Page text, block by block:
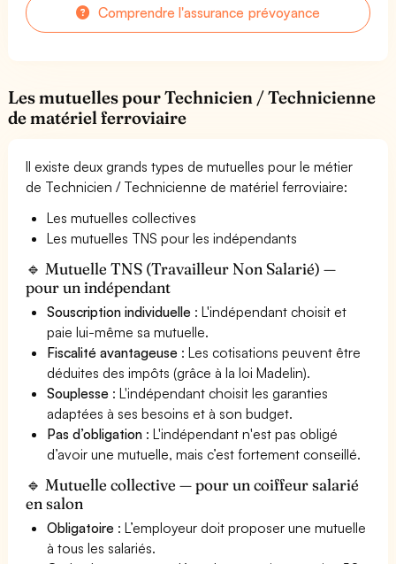
Comprendre l'assurance prévoyance
Les mutuelles pour Technicien / Technicienne
de matériel ferroviaire
Il existe deux grands types de mutuelles pour le métier
de Technicien / Technicienne de matériel ferroviaire:
Les mutuelles collectives
Les mutuelles TNS pour les indépendants
🔹 Mutuelle TNS (Travailleur Non Salarié) —
pour un indépendant
Souscription individuelle : L'indépendant choisit et
paie lui-même sa mutuelle.
Fiscalité avantageuse : Les cotisations peuvent être
déduites des impôts (grâce à la loi Madelin).
Souplesse : L'indépendant choisit les garanties
adaptées à ses besoins et à son budget.
Pas d’obligation : L'indépendant n'est pas obligé
d’avoir une mutuelle, mais c’est fortement conseillé.
🔹 Mutuelle collective — pour un coiffeur salarié
en salon
Obligatoire : L’employeur doit proposer une mutuelle
à tous les salariés.